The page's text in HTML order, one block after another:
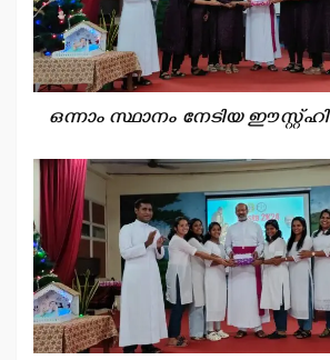
ഒന്നാം സ്ഥാനം നേടിയ